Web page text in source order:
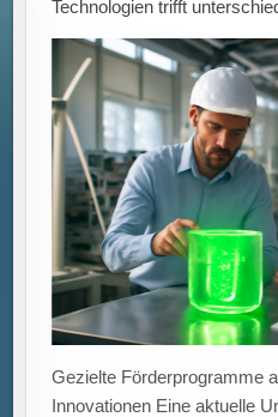
Technologien trifft
Gezielte Förderprogramme
Innovationen Eine aktuelle